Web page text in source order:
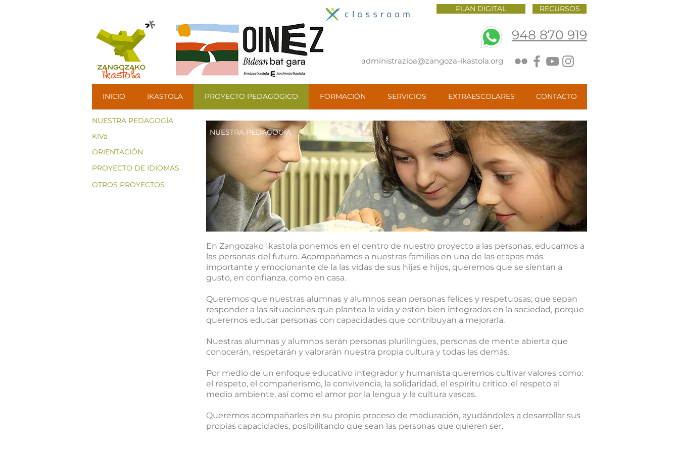
RECURSOS
948 870 919
administrazioa@zangoza-ikastola.org
PLAN DIGITAL
INICIO IKASTOLA PROYECTO PEDAGÓGICO FORMACIÓN SERVICIOS EXTRAESCOLARES CONTACTO
NUESTRA PEDAGOGÍA
KIVa
ORIENTACIÓN
PROYECTO DE IDIOMAS
OTROS PROYECTOS
NUESTRA PEDAGOGÍA
En Zangozako Ikastola ponemos en el centro de nuestro proyecto a las personas, educamos a
las personas del futuro. Acompañamos a nuestras familias en una de las etapas más
importante y emocionante de la las vidas de sus hijas e hijos, queremos que se sientan a
gusto, en confianza, como en casa.
Queremos que nuestras alumnas y alumnos sean personas felices y respetuosas; que sepan
responder a las situaciones que plantea la vida y estén bien integradas en la sociedad, porque
queremos educar personas con capacidades que contribuyan a mejorarla.
Nuestras alumnas y alumnos serán personas plurilingües, personas de mente abierta que
conocerán, respetarán y valorarán nuestra propia cultura y todas las demás.
​Por medio de un enfoque educativo integrador y humanista queremos cultivar valores como:
el respeto, el compañerismo, la convivencia, la solidaridad, el espíritu crítico, el respeto al
medio ambiente, así como el amor por la lengua y la cultura vascas.
Queremos acompañarles en su propio proceso de maduración, ayudándoles a desarrollar sus
propias capacidades, posibilitando que sean las personas que quieren ser.